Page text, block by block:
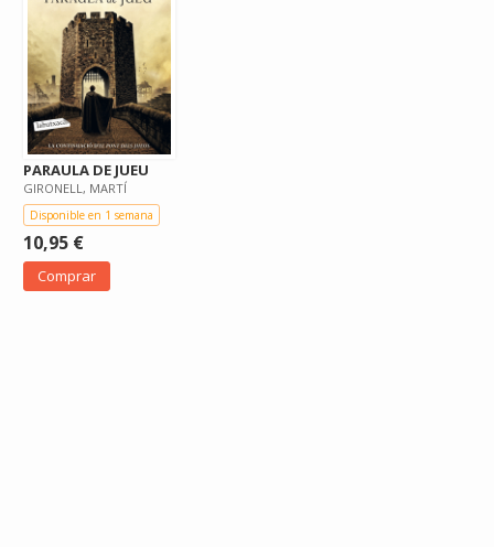
PARAULA DE JUEU
GIRONELL, MARTÍ
Disponible en 1 semana
10,95 €
Comprar